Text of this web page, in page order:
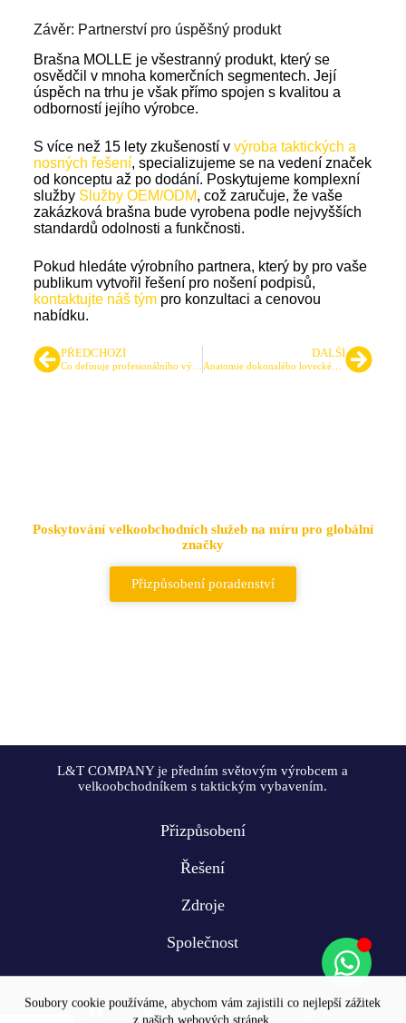
Soubory cookie používáme, abychom vám zajistili co nejlepší zážitek
z našich webových stránek.
Závěr: Partnerství pro úspěšný produkt
Brašna MOLLE je všestranný produkt, který se
osvědčil v mnoha komerčních segmentech. Její
úspěch na trhu je však přímo spojen s kvalitou a
odborností jejího výrobce.
S více než 15 lety zkušeností v výroba taktických a
nosných řešení, specializujeme se na vedení značek
od konceptu až po dodání. Poskytujeme komplexní
služby Služby OEM/ODM, což zaručuje, že vaše
zakázková brašna bude vyrobena podle nejvyšších
standardů odolnosti a funkčnosti.
Pokud hledáte výrobního partnera, který by pro vaše
publikum vytvořil řešení pro nošení podpisů,
kontaktujte náš týmpro konzultaci a cenovou
nabídku.
PŘEDCHOZÍ
Co definuje profesionálního výrobce vojenských batohů?
DALŠÍ
Poskytování velkoobchodních služeb na míru pro globální
značky
Přizpůsobení poradenství
L&T COMPANY je předním světovým výrobcem a
velkoobchodníkem s taktickým vybavením.
Přizpůsobení
Řešení
Zdroje
Společnost